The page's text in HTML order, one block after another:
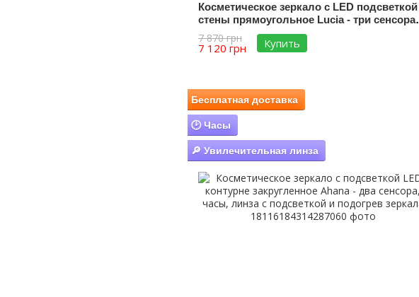
Косметическое зеркало с LED подсветкой
стены прямоугольное Lucia - три сенсора,
линза с подсветкой и подогрев зеркала
7 870 грн
7 120 грн Купить
Бесплатная доставка
🕑 Часы
🔎 Увилечительная линза